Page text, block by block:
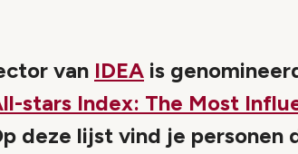
van IDEA is
stars Index: The Most
deze lijst vind je personen